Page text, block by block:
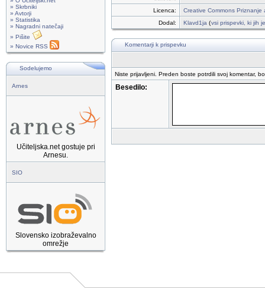
» Skrbniki
» Avtorji
» Statistika
» Nagradni natečaji
» Pišite
» Novice RSS
Sodelujemo
Arnes
Učiteljska.net gostuje pri
Arnesu.
SIO
Slovensko izobraževalno
omrežje
Licenca:
Creative Commons
Dodal:
Klavd1ja (vsi prispevki, ki jih
Komentarji k prispevku
Niste prijavljeni. Preden boste potrdili svoj komentar,
Besedilo: